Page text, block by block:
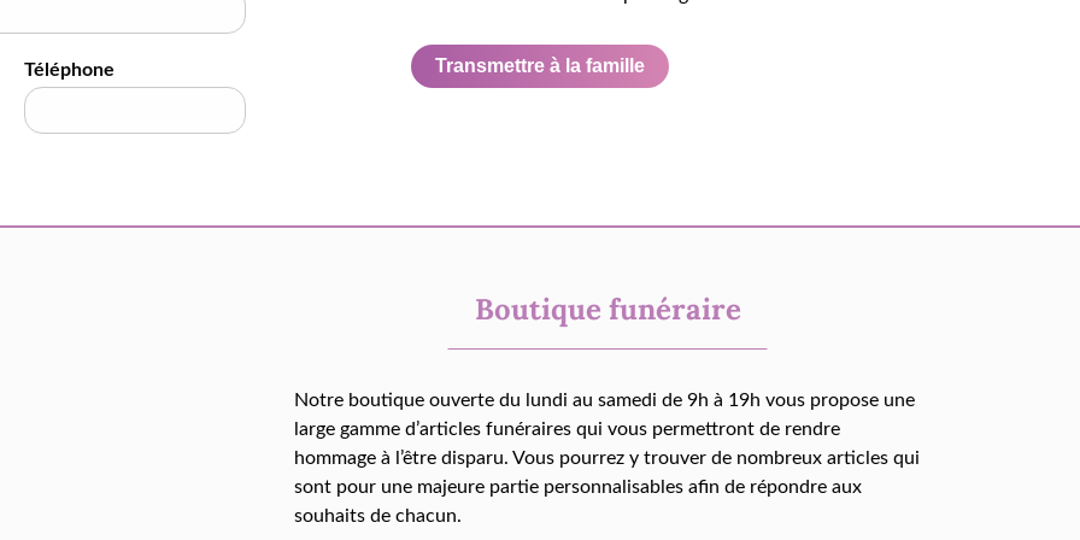
Téléphone Transmettre à la famille
Boutique funéraire
Notre boutique ouverte du lundi au samedi de 9h à 19h vous propose une
large gamme d’articles funéraires qui vous permettront de rendre
hommage à l’être disparu. Vous pourrez y trouver de nombreux articles qui
sont pour une majeure partie personnalisables afin de répondre aux
souhaits de chacun.